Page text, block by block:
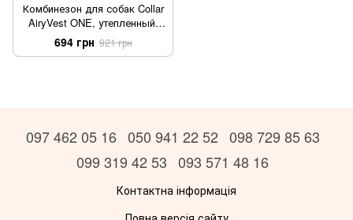
Комбинезон для собак Collar
AiryVest ONE, утепленный,
S30, фиолетовый
694 грн 921 грн
097 462 05 16 050 941 22 52 098 729 85 63
099 319 42 53 093 571 48 16
Контактна інформація